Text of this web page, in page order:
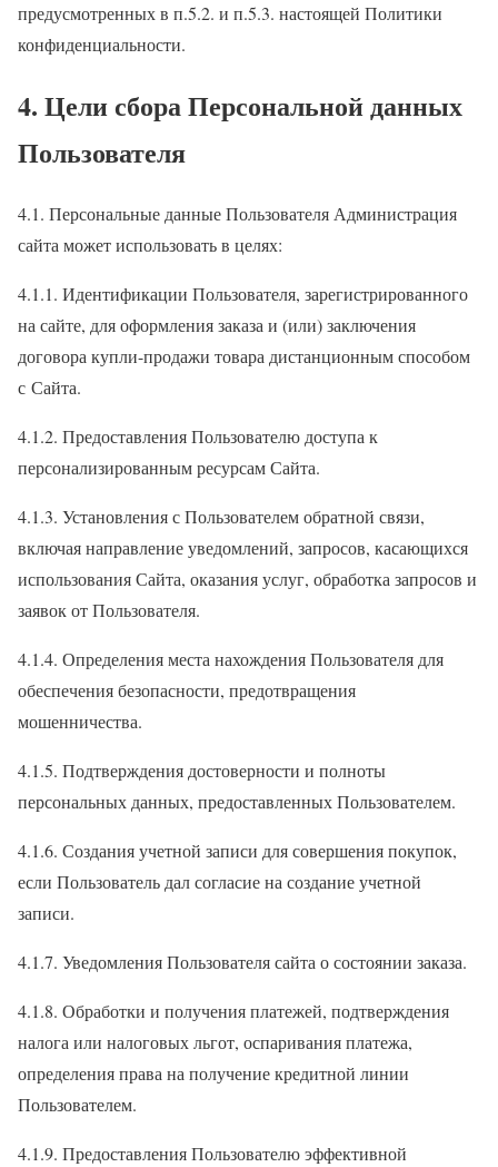
предусмотренных в п.5.2. и п.5.3. настоящей Политики
конфиденциальности.
4. Цели сбора Персональной данных
Пользователя
4.1. Персональные данные Пользователя Администрация
сайта может использовать в целях:
4.1.1. Идентификации Пользователя, зарегистрированного
на сайте, для оформления заказа и (или) заключения
договора купли-продажи товара дистанционным способом
с Сайта.
4.1.2. Предоставления Пользователю доступа к
персонализированным ресурсам Сайта.
4.1.3. Установления с Пользователем обратной связи,
включая направление уведомлений, запросов, касающихся
использования Сайта, оказания услуг, обработка запросов и
заявок от Пользователя.
4.1.4. Определения места нахождения Пользователя для
обеспечения безопасности, предотвращения
мошенничества.
4.1.5. Подтверждения достоверности и полноты
персональных данных, предоставленных Пользователем.
4.1.6. Создания учетной записи для совершения покупок,
если Пользователь дал согласие на создание учетной
записи.
4.1.7. Уведомления Пользователя сайта о состоянии заказа.
4.1.8. Обработки и получения платежей, подтверждения
налога или налоговых льгот, оспаривания платежа,
определения права на получение кредитной линии
Пользователем.
4.1.9. Предоставления Пользователю эффективной